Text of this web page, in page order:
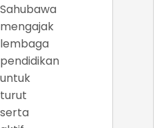
Sahubawa
mengajak
lembaga
pendidikan
untuk
turut
serta